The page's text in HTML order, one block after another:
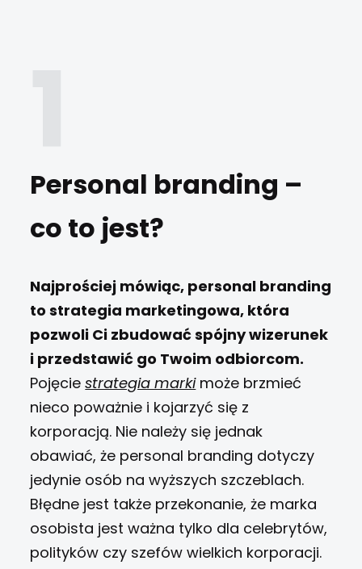
Personal branding –
co to jest?
Najprościej mówiąc, personal branding
to strategia marketingowa, która
pozwoli Ci zbudować spójny wizerunek
i przedstawić go Twoim odbiorcom.
Pojęcie strategia markimoże brzmieć
nieco poważnie i kojarzyć się z
korporacją. Nie należy się jednak
obawiać, że personal branding dotyczy
jedynie osób na wyższych szczeblach.
Błędne jest także przekonanie, że marka
osobista jest ważna tylko dla celebrytów,
polityków czy szefów wielkich korporacji.